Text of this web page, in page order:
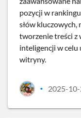
pozycji w
słów
tworzenie treści z
inteligencji w celu
witryny.
• 2025-